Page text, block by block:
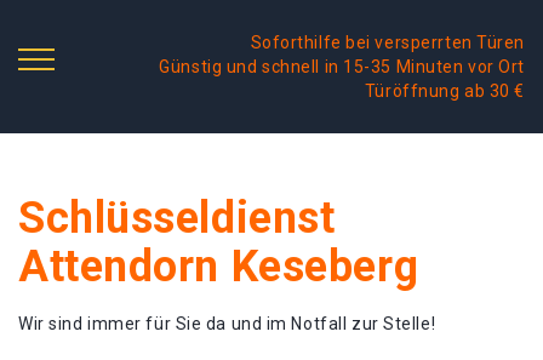
Soforthilfe bei versperrten Türen
Günstig und schnell in 15-35 Minuten vor Ort
Türöffnung ab 30 €
Schlüsseldienst
Attendorn Keseberg
Wir sind immer für Sie da und im Notfall zur Stelle!